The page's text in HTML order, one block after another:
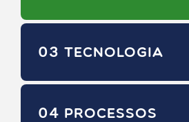
03 TECNOLOGIA
04 PROCESSOS